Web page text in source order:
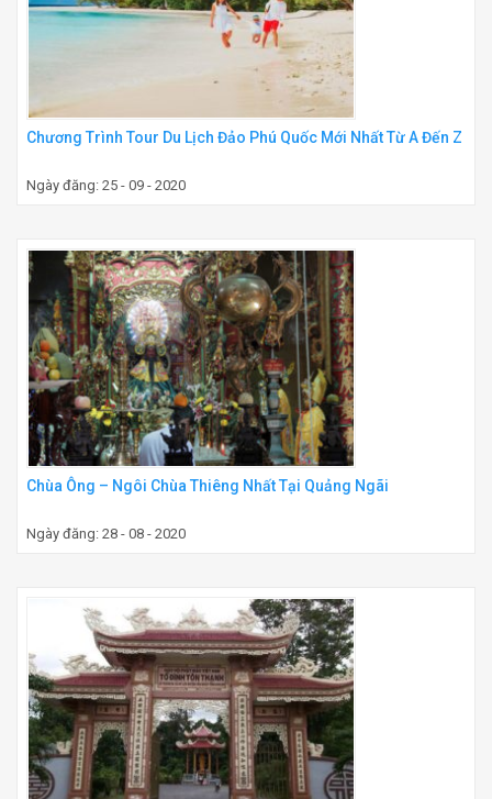
Chương Trình Tour Du Lịch Đảo Phú Quốc Mới Nhất Từ A Đến Z
Ngày đăng: 25 - 09 - 2020
Chùa Ông – Ngôi Chùa Thiêng Nhất Tại Quảng Ngãi
Ngày đăng: 28 - 08 - 2020